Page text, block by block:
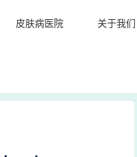
皮肤病医院 关于我们